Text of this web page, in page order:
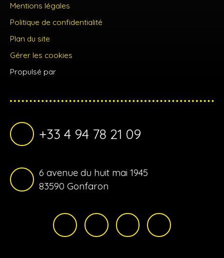
Mentions légales
Politique de confidentialité
Plan du site
Gérer les cookies
Propulsé par
+33 4 94 78 21 09
6 avenue du huit mai 1945
83590 Gonfaron